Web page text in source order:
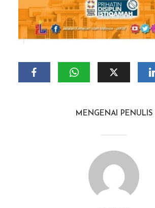
MENGENAI PENULIS